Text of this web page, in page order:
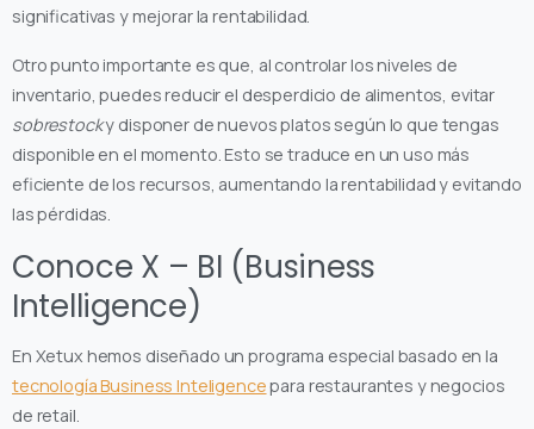
significativas y mejorar la rentabilidad.
Otro punto importante es que, al controlar los niveles de
inventario, puedes reducir el desperdicio de alimentos, evitar
sobrestocky disponer de nuevos platos según lo que tengas
disponible en el momento. Esto se traduce en un uso más
eficiente de los recursos, aumentando la rentabilidad y evitando
las pérdidas.
Conoce X – BI (Business
Intelligence)
En Xetux hemos diseñado un programa especial basado en la
tecnología Business Inteligencepara restaurantes y negocios
de retail.